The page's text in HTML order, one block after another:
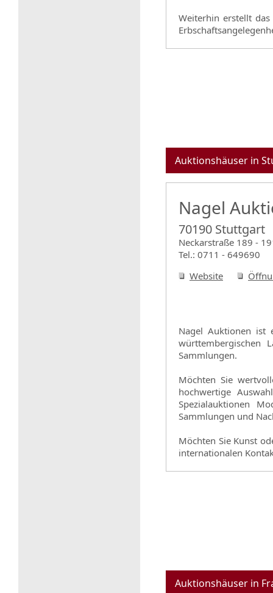
Weiterhin erstellt
Auktionshäuser in
Nagel
70190 Stuttgart
Neckarstraße 189 -
Tel.: 0711 - 649690
Website
Nagel Auktionen ist
württembergischen
Sammlungen.
Möchten Sie
hochwertige
Spezialauktionen
Sammlungen und
Möchten Sie Kunst
internationalen
Auktionshäuser in